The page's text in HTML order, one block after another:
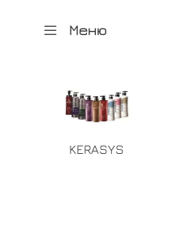
Меню
KERASYS